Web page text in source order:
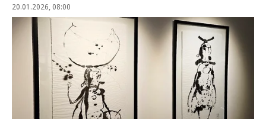
20.01.2026, 08:00